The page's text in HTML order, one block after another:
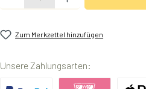
Zum Merkzettel hinzufügen
Unsere Zahlungsarten: